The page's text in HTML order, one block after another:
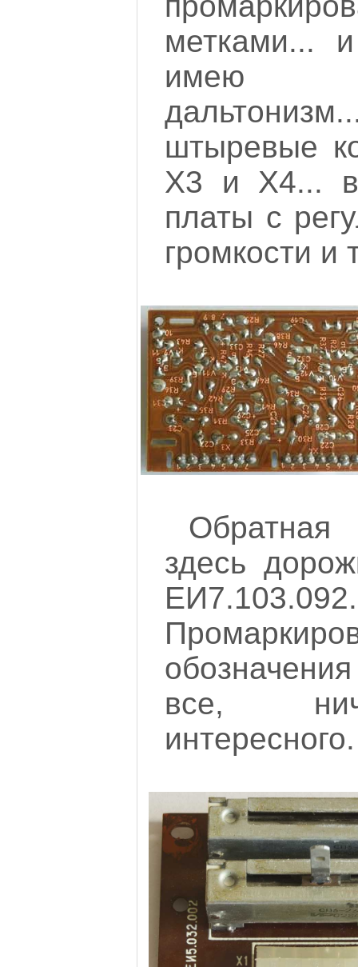
метками...
имею
штыревые
Х3 и Х4...
платы с
громкости и
Обратная
здесь
ЕИ7.103.092.
все,
интересного.